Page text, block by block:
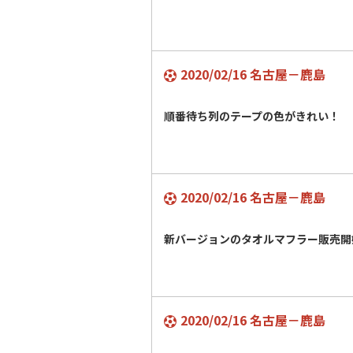
2020/02/16 名古屋－鹿島
順番待ち列のテープの色がきれい！
2020/02/16 名古屋－鹿島
新バージョンのタオルマフラー販売
2020/02/16 名古屋－鹿島